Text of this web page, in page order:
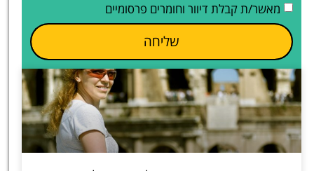
מאשר/ת קבלת דיוור וחומרים פרסומיים
שליחה